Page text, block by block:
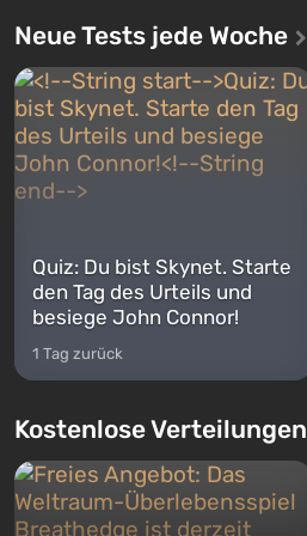
Neue Tests jede Woche
Quiz: Du bist Skynet. Starte
den Tag des Urteils und
besiege John Connor!
1 Tag zurück
Kostenlose Verteilungen